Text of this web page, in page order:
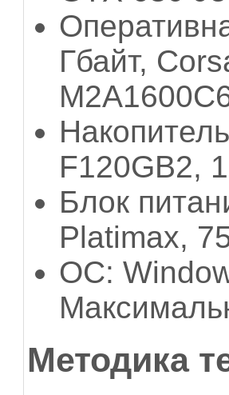
Гбайт,
F120GB2,
Блок
Platimax,
ОС:
Методика